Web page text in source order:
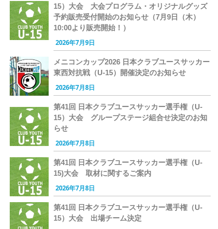
15）大会 大会プログラム・オリジナルグッズ
予約販売受付開始のお知らせ（7月9日（木）
10:00より販売開始！）
2026年7月9日
メニコンカップ2026 日本クラブユースサッカー
東西対抗戦（U-15）開催決定のお知らせ
2026年7月8日
第41回 日本クラブユースサッカー選手権（U-
15）大会 グループステージ組合せ決定のお知
らせ
2026年7月8日
第41回 日本クラブユースサッカー選手権（U-
15)大会 取材に関するご案内
2026年7月8日
第41回 日本クラブユースサッカー選手権（U-
15）大会 出場チーム決定